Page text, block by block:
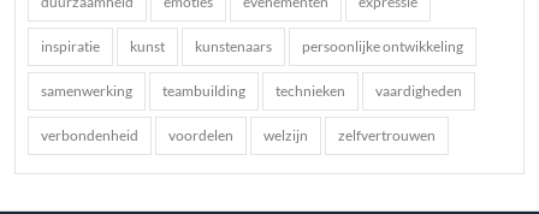
inspiratie kunst kunstenaars persoonlijke ontwikkeling
samenwerking teambuilding technieken vaardigheden
verbondenheid voordelen welzijn zelfvertrouwen